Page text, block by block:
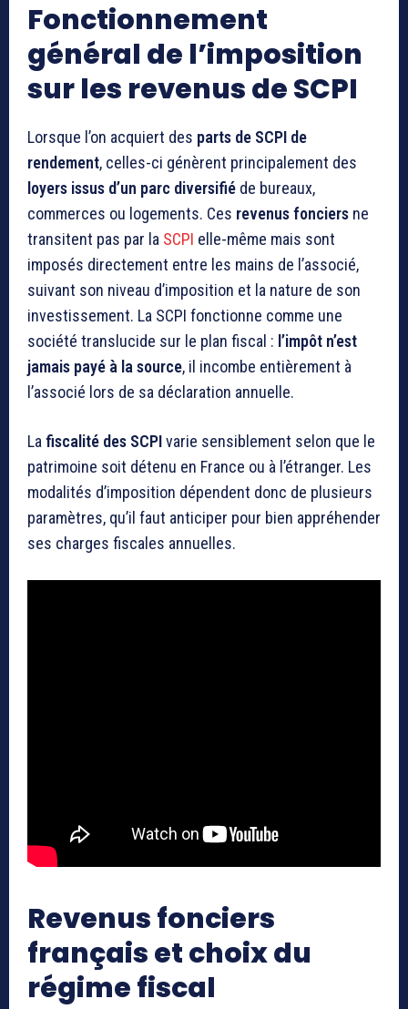
Fonctionnement
général de l’imposition
sur les revenus de SCPI
Lorsque l’on acquiert des parts de SCPI de
rendement, celles-ci génèrent principalement des
loyers issus d’un parc diversifié de bureaux,
commerces ou logements. Ces revenus fonciers ne
transitent pas par la SCPI elle-même mais sont
imposés directement entre les mains de l’associé,
suivant son niveau d’imposition et la nature de son
investissement. La SCPI fonctionne comme une
société translucide sur le plan fiscal : l’impôt n’est
jamais payé à la source, il incombe entièrement à
l’associé lors de sa déclaration annuelle.
La fiscalité des SCPIvarie sensiblement selon que le
patrimoine soit détenu en France ou à l’étranger. Les
modalités d’imposition dépendent donc de plusieurs
paramètres, qu’il faut anticiper pour bien appréhender
ses charges fiscales annuelles.
Revenus fonciers
français et choix du
régime fiscal